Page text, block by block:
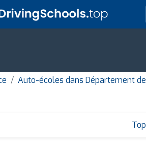
Auto-écoles dans Département